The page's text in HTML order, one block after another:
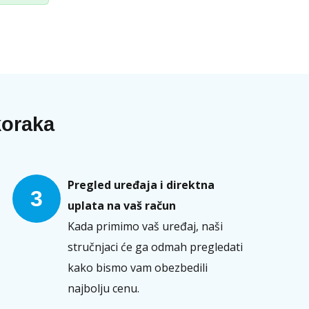
3
Pregled uređaja i direktna
uplata na vaš račun
Kada primimo vaš uređaj, naši
stručnjaci će ga odmah pregledati
kako bismo vam obezbedili
najbolju cenu.